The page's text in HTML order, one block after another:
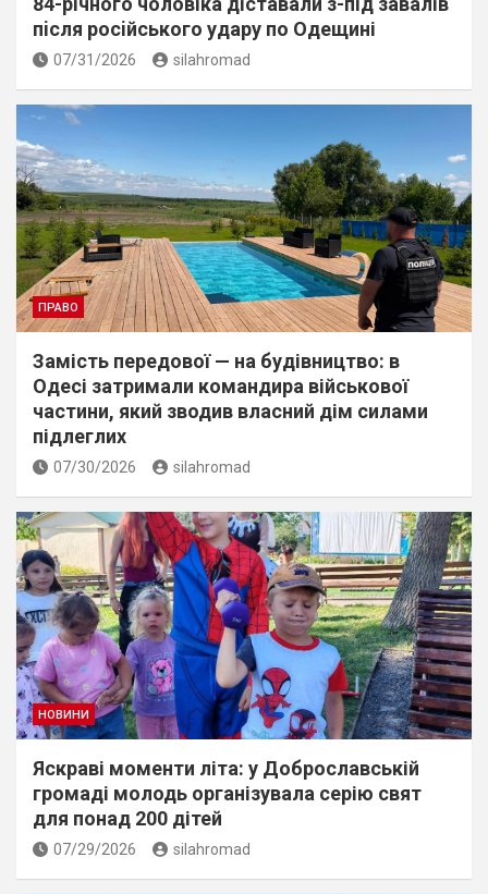
пiсля росiйського удару по Одещині
07/31/2026 silahromad
ПРАВО
Замість передової — на будівництво: в
Одесі затримали командира військової
частини, який зводив власний дім силами
підлеглих
07/30/2026 silahromad
НОВИНИ
Яскраві моменти літа: у Доброславській
громаді молодь організувала серію свят
для понад 200 дітей
07/29/2026 silahromad